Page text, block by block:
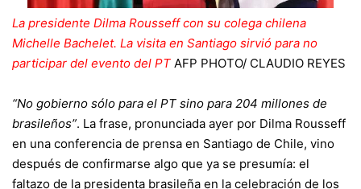
La presidente Dilma Rousseff con su colega chilena
Michelle Bachelet. La visita en Santiago sirvió para no
participar del evento del PT AFP PHOTO/ CLAUDIO REYES
“No gobierno sólo para el PT sino para 204 millones de
brasileños”. La frase, pronunciada ayer por Dilma Rousseff
en una conferencia de prensa en Santiago de Chile, vino
después de confirmarse algo que ya se presumía: el
faltazo de la presidenta brasileña en la celebración de los